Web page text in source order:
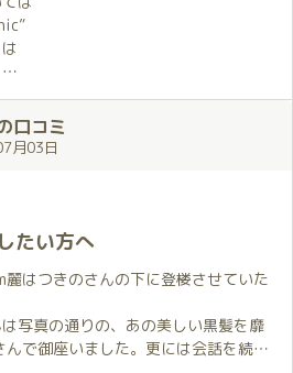
所,
の)科,
けられた)
クラス),
ー
書 より
口コミ
月03日
たい方へ
はつきのさんの下に登楼させていた
写真の通りの、あの美しい黒髪を靡
で御座いました。更には会話を続け